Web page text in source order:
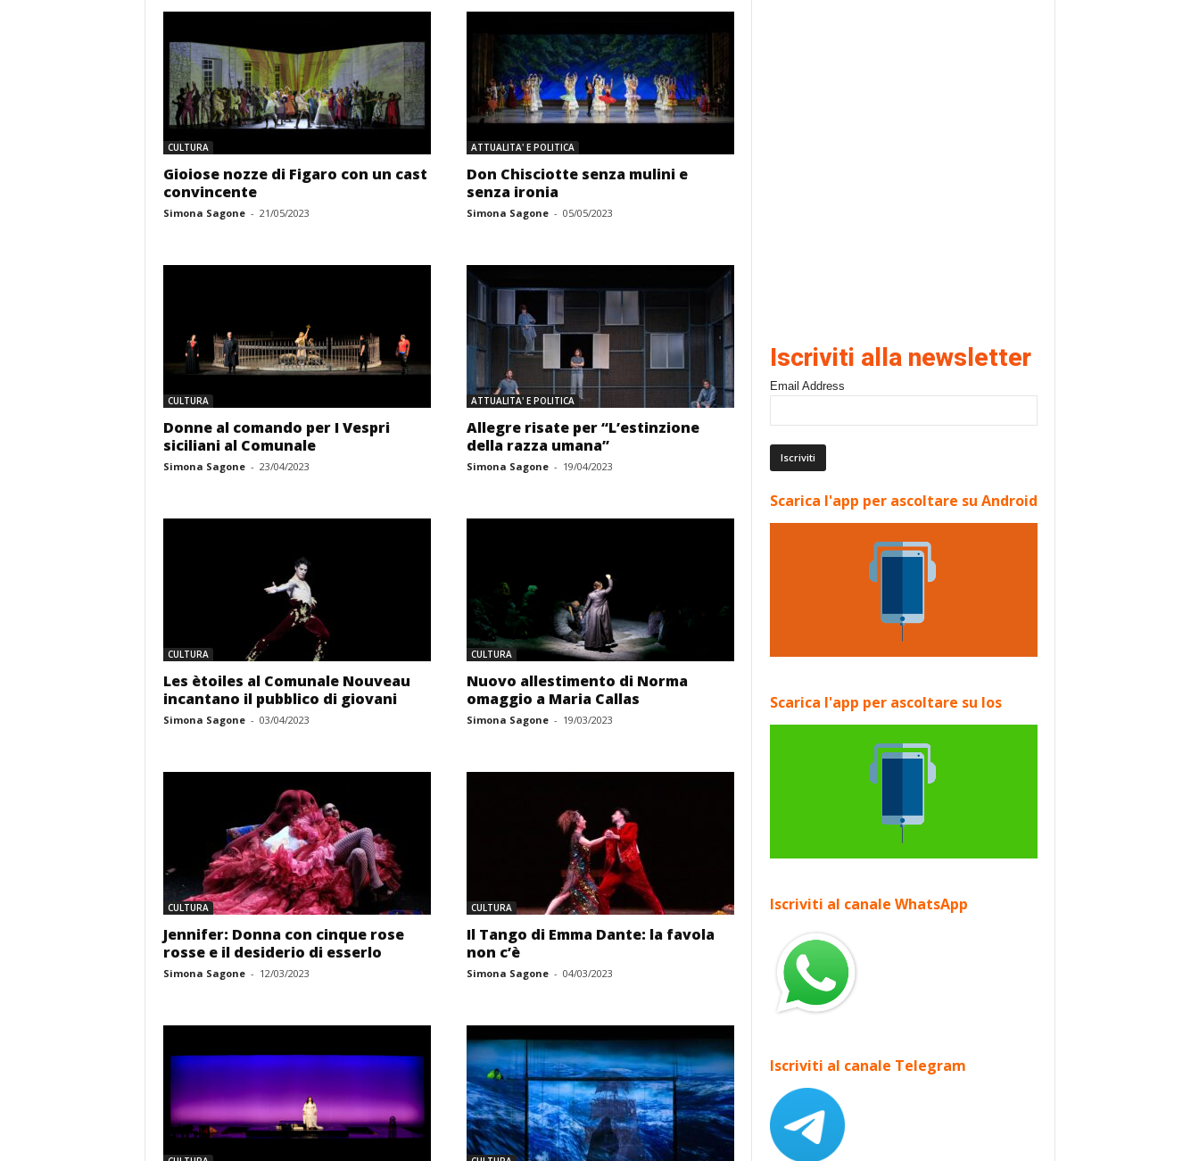
CULTURA
Gioiose nozze di Figaro con un cast
convincente
Simona Sagone - 21/05/2023
ATTUALITA' E POLITICA
Don Chisciotte senza mulini e
senza ironia
Simona Sagone - 05/05/2023
CULTURA
Donne al comando per I Vespri
siciliani al Comunale
Simona Sagone - 23/04/2023
ATTUALITA' E POLITICA
Allegre risate per “L’estinzione
della razza umana”
Simona Sagone - 19/04/2023
CULTURA
Les ètoiles al Comunale Nouveau
incantano il pubblico di giovani
Simona Sagone - 03/04/2023
CULTURA
Nuovo allestimento di Norma
omaggio a Maria Callas
Simona Sagone - 19/03/2023
CULTURA
Jennifer: Donna con cinque rose
rosse e il desiderio di esserlo
Simona Sagone - 12/03/2023
CULTURA
Il Tango di Emma Dante: la favola
non c’è
Simona Sagone - 04/03/2023
Iscriviti alla newsletter
Email Address
Scarica l'app per ascoltare su Android
Scarica l'app per ascoltare su Ios
Iscriviti al canale WhatsApp
Iscriviti al canale Telegram